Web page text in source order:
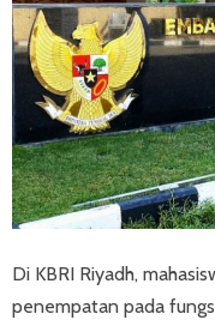
Di KBRI Riyadh,
penempatan pada